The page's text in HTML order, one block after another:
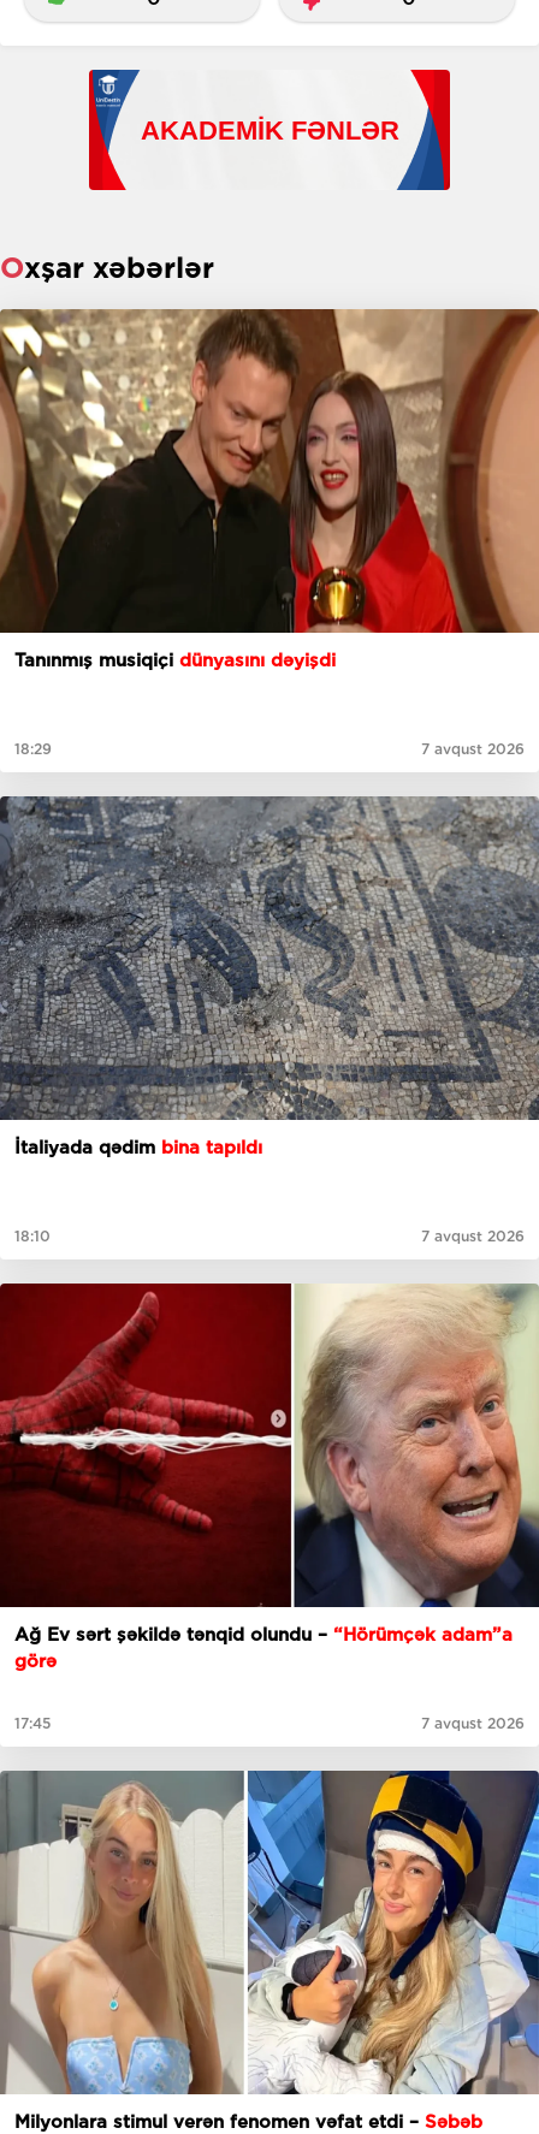
Oxşar xəbərlər
Tanınmış musiqiçi dünyasını dəyişdi
18:29 7 avqust 2026
İtaliyada qədim bina tapıldı
18:10 7 avqust 2026
Ağ Ev sərt şəkildə tənqid olundu – “Hörümçək adam”a
görə
17:45 7 avqust 2026
Milyonlara stimul verən fenomen vəfat etdi – Səbəb